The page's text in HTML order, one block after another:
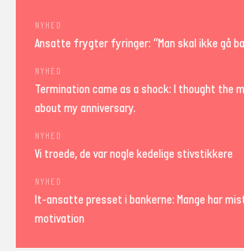
NYHED
Ansatte frygter fyringer: “Man skal ikke gå
NYHED
Termination came as a shock: I thought the
about my anniversary.
NYHED
Vi troede, de var nogle kedelige stivstikkere
NYHED
It-ansatte presset i bankerne: Mange har
motivation